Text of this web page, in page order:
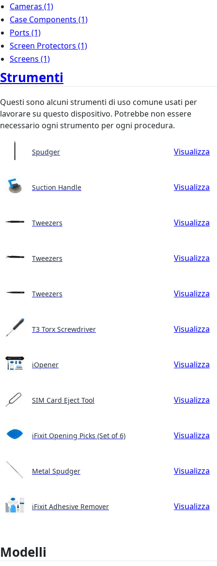
Cameras (1)
Case Components (1)
Ports (1)
Screen Protectors (1)
Screens (1)
Strumenti
Questi sono alcuni strumenti di uso comune usati per
lavorare su questo dispositivo. Potrebbe non essere
necessario ogni strumento per ogni procedura.
Spudger Visualizza
Suction Handle Visualizza
Tweezers Visualizza
Tweezers Visualizza
Tweezers Visualizza
T3 Torx Screwdriver Visualizza
iOpener Visualizza
SIM Card Eject Tool Visualizza
iFixit Opening Picks (Set of 6) Visualizza
Metal Spudger Visualizza
iFixit Adhesive Remover Visualizza
Modelli